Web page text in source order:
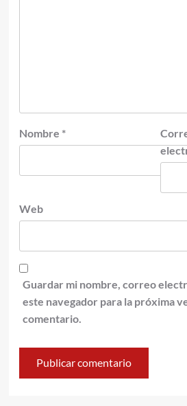
Nombre *
Web
Guardar mi nombre, correo
este navegador para la próxima
comentario.